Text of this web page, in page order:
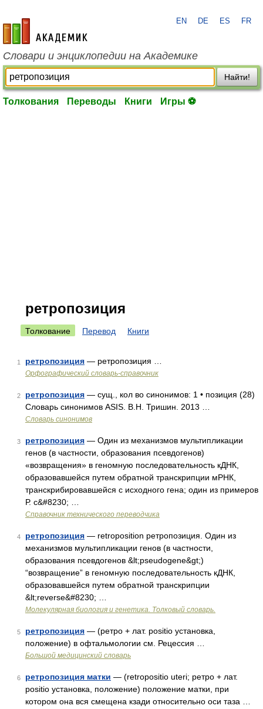
academic.ru
EN DE ES FR
Словари и энциклопедии на Академике
Найти!
Толкования Переводы Книги Игры ⚽
ретропозиция
Толкование Перевод Книги
1 ретропозиция — ретропозиция …
Орфографический словарь-справочник
2 ретропозиция — сущ., кол во синонимов: 1 • позиция (28)
Словарь синонимов ASIS. В.Н. Тришин. 2013 …
Словарь синонимов
3 ретропозиция — Один из механизмов мультипликации
генов (в частности, образования псевдогенов)
«возвращения» в геномную последовательность кДНК,
образовавшейся путем обратной транскрипции мРНК,
транскрибировавшейся с исходного гена; один из примеров
Р. с&#8230; …
Справочник технического переводчика
4 ретропозиция — retroposition ретропозиция. Один из
механизмов мультипликации генов (в частности,
образования псевдогенов &lt;pseudogene&gt;)
“возвращение” в геномную последовательность кДНК,
образовавшейся путем обратной транскрипции
&lt;reverse&#8230; …
Молекулярная биология и генетика. Толковый словарь.
5 ретропозиция — (ретро + лат. positio установка,
положение) в офтальмологии см. Рецессия …
Большой медицинский словарь
6 ретропозиция матки — (retropositio uteri; ретро + лат.
positio установка, положение) положение матки, при
котором она вся смещена кзади относительно оси таза …